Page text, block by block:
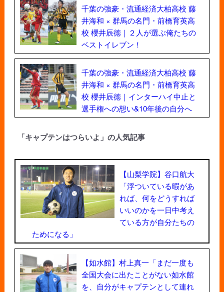
千葉の強豪・流通経済大柏高校 藤
井海和 × 群馬の名門・前橋育英高
校 櫻井辰徳｜２人が選ぶ俺たちの
ベストイレブン！
千葉の強豪・流通経済大柏高校 藤
井海和 × 群馬の名門・前橋育英高
校 櫻井辰徳｜インターハイ中止と
選手権への想い&10年後の自分へ
「キャプテンはつらいよ」の人気記事
【山梨学院】谷口航大
「浮ついている暇があ
れば、何をどうすれば
いいのかを一日中考え
ている方が自分たちの
ためになる」
【如水館】村上真一「まだ一度も
全国大会に出たことがない如水館
を、自分がキャプテンとして連れ